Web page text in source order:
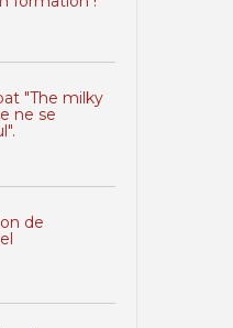
"The milky
ne se
de